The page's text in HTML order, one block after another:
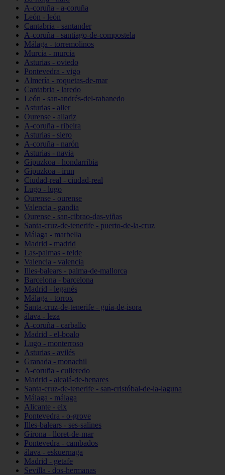
A-coruña - a-coruña
León - león
Cantabria - santander
A-coruña - santiago-de-compostela
Málaga - torremolinos
Murcia - murcia
Asturias - oviedo
Pontevedra - vigo
Almería - roquetas-de-mar
Cantabria - laredo
León - san-andrés-del-rabanedo
Asturias - aller
Ourense - allariz
A-coruña - ribeira
Asturias - siero
A-coruña - narón
Asturias - navia
Gipuzkoa - hondarribia
Gipuzkoa - irun
Ciudad-real - ciudad-real
Lugo - lugo
Ourense - ourense
Valencia - gandia
Ourense - san-cibrao-das-viñas
Santa-cruz-de-tenerife - puerto-de-la-cruz
Málaga - marbella
Madrid - madrid
Las-palmas - telde
Valencia - valencia
Illes-balears - palma-de-mallorca
Barcelona - barcelona
Madrid - leganés
Málaga - torrox
Santa-cruz-de-tenerife - guía-de-isora
álava - leza
A-coruña - carballo
Madrid - el-boalo
Lugo - monterroso
Asturias - avilés
Granada - monachil
A-coruña - culleredo
Madrid - alcalá-de-henares
Santa-cruz-de-tenerife - san-cristóbal-de-la-laguna
Málaga - málaga
Alicante - elx
Pontevedra - o-grove
Illes-balears - ses-salines
Girona - lloret-de-mar
Pontevedra - cambados
álava - eskuernaga
Madrid - getafe
Sevilla - dos-hermanas